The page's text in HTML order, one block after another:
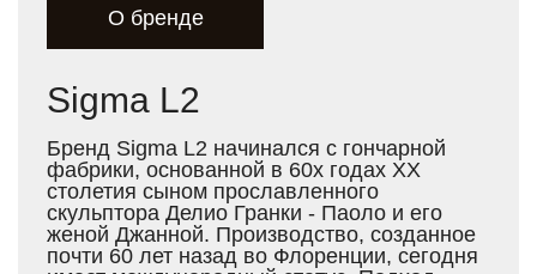
О бренде
Sigma L2
Бренд Sigma L2 начинался с гончарной
фабрики, основанной в 60х годах XX
столетия сыном прославленного
скульптора Делио Гранки - Паоло и его
женой Джанной. Производство, созданное
почти 60 лет назад во Флоренции, сегодня